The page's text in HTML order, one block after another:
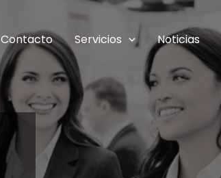
Contacto Servicios Noticias